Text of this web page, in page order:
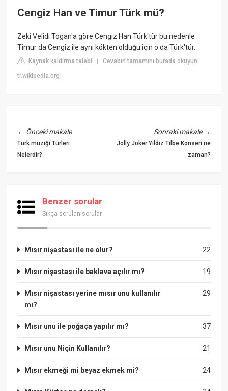
Cengiz Han ve Timur Türk mü?
Zeki Velidi Togan'a göre Cengiz Han Türk'tür bu nedenle
Timur da Cengiz ile aynı kökten olduğu için o da Türk'tür.
Kaynak kaldırma talebi |Cevabın tamamını burada okuyun:
tr.wikipedia.org
← Önceki makale
Türk müziği Türleri
Nelerdir?
Sonraki makale→
Jolly Joker Yıldız Tilbe Konseri ne
zaman?
Benzer sorular
Sıkça sorulan sorular
22
Mısır nişastası ile ne olur?
19
Mısır nişastası ile baklava açılır mı?
29
Mısır nişastası yerine mısır unu kullanılır
mı?
37
Mısır unu ile poğaça yapılır mı?
21
Mısır unu Niçin Kullanılır?
24
Mısır ekmeği mi beyaz ekmek mi?